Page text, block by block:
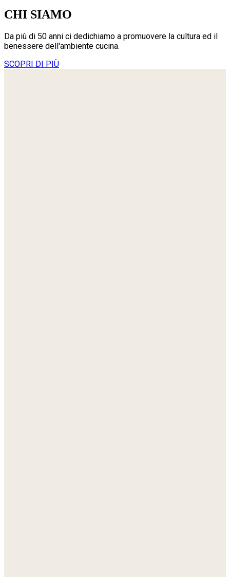
CHI SIAMO
Da più di 50 anni ci dedichiamo a promuovere la cultura ed il
benessere dell'ambiente cucina.
SCOPRI DI PIÙ